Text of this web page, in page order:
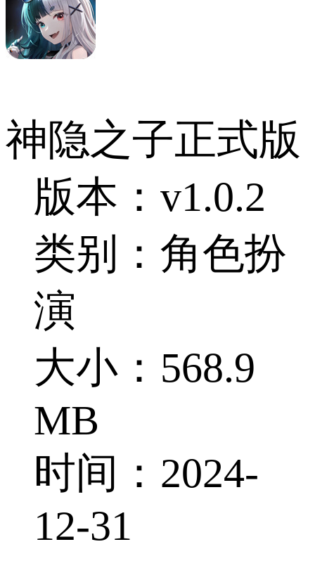
神隐之子正式版
版本：v1.0.2
类别：角色扮
演
大小：568.9
MB
时间：2024-
12-31